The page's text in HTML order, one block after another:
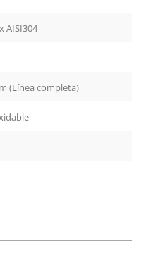
AISI304
(Línea completa)